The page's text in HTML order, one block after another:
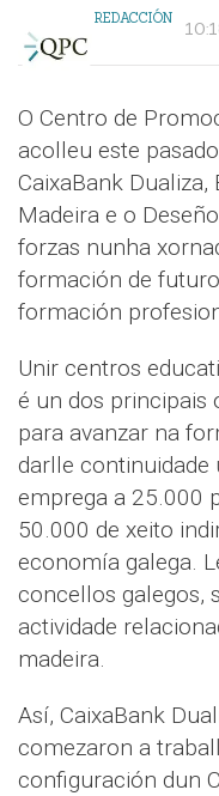
REDACCIÓN
O Centro de
acolleu este
CaixaBank Dualiza,
Madeira e o
forzas nunha
formación de
formación
Unir centros
é un dos principais
para avanzar na
darlle
emprega a 25.000
50.000 de xeito
economía galega.
concellos galegos,
actividade
madeira.
Así, CaixaBank
comezaron a
configuración dun